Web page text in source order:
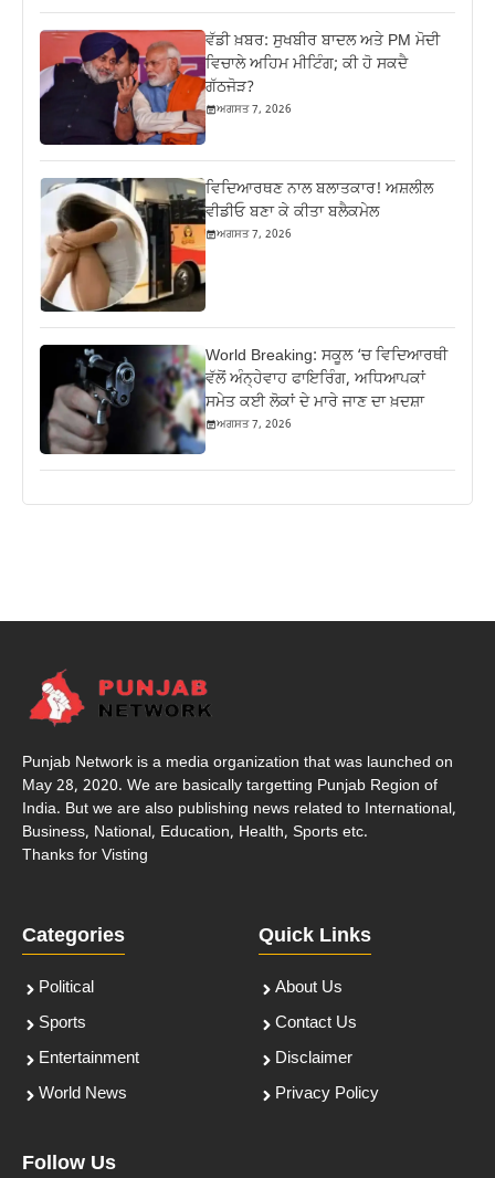
ਵੱਡੀ ਖ਼ਬਰ: ਸੁਖਬੀਰ ਬਾਦਲ ਅਤੇ PM ਮੋਦੀ
ਵਿਚਾਲੇ ਅਹਿਮ ਮੀਟਿੰਗ; ਕੀ ਹੋ ਸਕਦੈ
ਗੱਠਜੋੜ?
ਅਗਸਤ 7, 2026
ਵਿਦਿਆਰਥਣ ਨਾਲ ਬਲਾਤਕਾਰ! ਅਸ਼ਲੀਲ
ਵੀਡੀਓ ਬਣਾ ਕੇ ਕੀਤਾ ਬਲੈਕਮੇਲ
ਅਗਸਤ 7, 2026
World Breaking: ਸਕੂਲ ‘ਚ ਵਿਦਿਆਰਥੀ
ਵੱਲੋਂ ਅੰਨ੍ਹੇਵਾਹ ਫਾਇਰਿੰਗ, ਅਧਿਆਪਕਾਂ
ਸਮੇਤ ਕਈ ਲੋਕਾਂ ਦੇ ਮਾਰੇ ਜਾਣ ਦਾ ਖ਼ਦਸ਼ਾ
ਅਗਸਤ 7, 2026
Punjab Network is a media organization that was launched on
May 28, 2020. We are basically targetting Punjab Region of
India. But we are also publishing news related to International,
Business, National, Education, Health, Sports etc.
Thanks for Visting
Categories
Political
Sports
Entertainment
World News
Quick Links
About Us
Contact Us
Disclaimer
Privacy Policy
Follow Us